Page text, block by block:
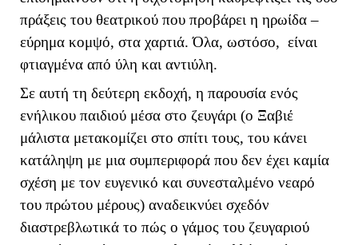
πράξεις του θεατρικού που προβάρει η ηρωίδα –
εύρημα κομψό, στα χαρτιά. Όλα, ωστόσο, είναι
φτιαγμένα από ύλη και αντιύλη.
Σε αυτή τη δεύτερη εκδοχή, η παρουσία ενός
ενήλικου παιδιού μέσα στο ζευγάρι (ο Ξαβιέ
μάλιστα μετακομίζει στο σπίτι τους, του κάνει
κατάληψη με μια συμπεριφορά που δεν έχει καμία
σχέση με τον ευγενικό και συνεσταλμένο νεαρό
του πρώτου μέρους) αναδεικνύει σχεδόν
διαστρεβλωτικά το πώς ο γάμος του ζευγαριού